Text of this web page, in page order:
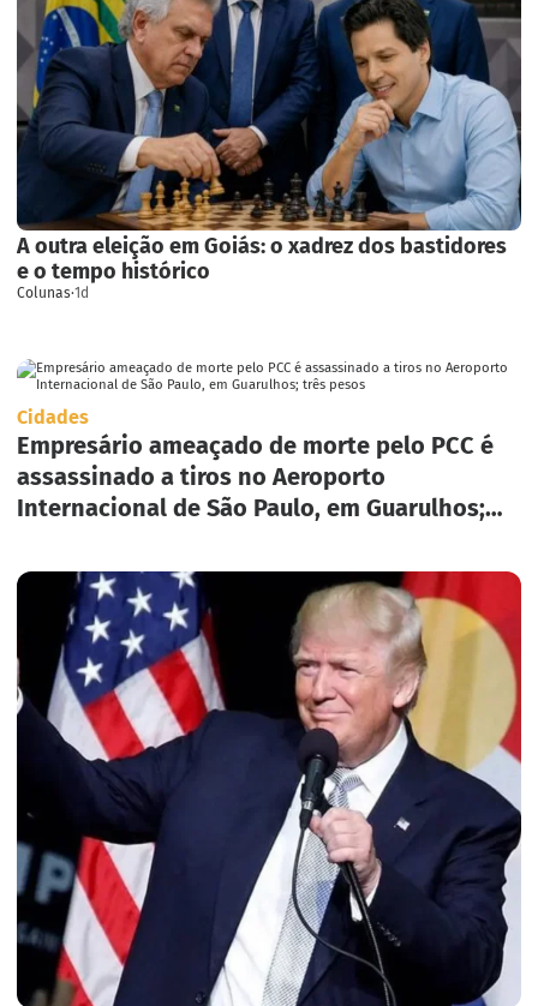
A outra eleição em Goiás: o xadrez dos bastidores
e o tempo histórico
Colunas·1d
Cidades
Empresário ameaçado de morte pelo PCC é
assassinado a tiros no Aeroporto
Internacional de São Paulo, em Guarulhos;